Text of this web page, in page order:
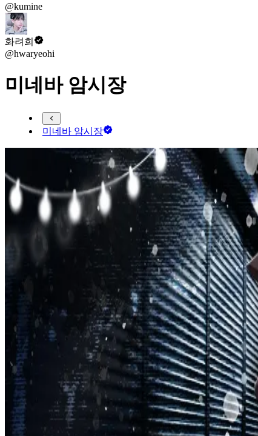
@kumine
화려희
@hwaryeohi
미네바 암시장
미네바 암시장